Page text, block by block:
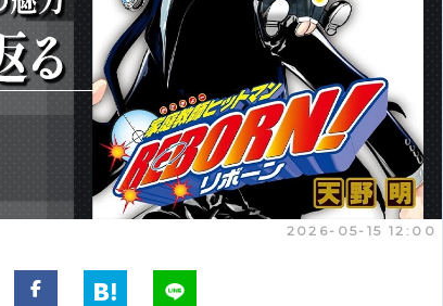
2026-05-15 12:00